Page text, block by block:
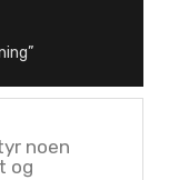
noen
og